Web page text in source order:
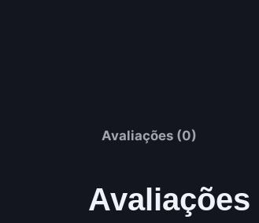
Avaliações (0)
Avaliações